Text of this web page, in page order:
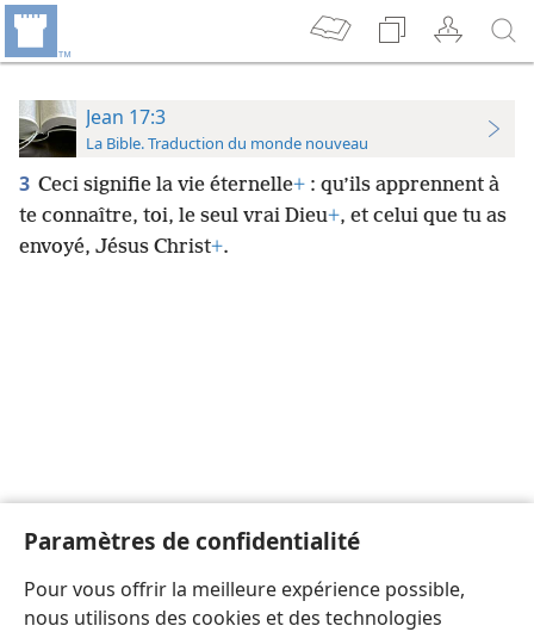
Paramètres de confidentialité
Pour vous offrir la meilleure expérience possible,
nous utilisons des cookies et des technologies
Jean 17:3
La Bible. Traduction du monde nouveau
3 Ceci signifie la vie éternelle+ : qu’ils apprennent à
te connaître, toi, le seul vrai Dieu+, et celui que tu as
envoyé, Jésus Christ+.